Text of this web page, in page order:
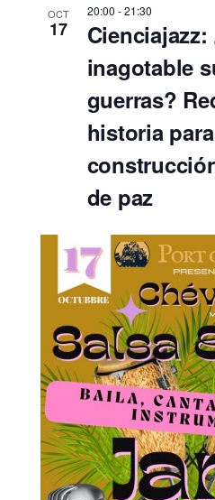
OCT
17
20:00 -21:30
Cienciajazz:
inagotable
guerras?
historia
de paz